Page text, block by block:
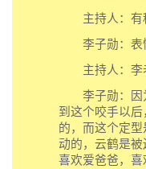
主持人：有
李子勋：表情
主持人：李老
李子勋：因为
到这个咬手以
的，而这个定
动的，云鹤是
喜欢爱爸爸，